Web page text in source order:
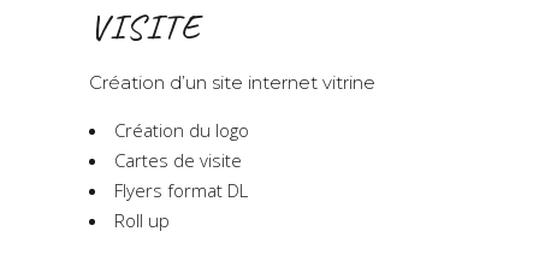
VISITE
Création d’un site internet vitrine
Création du logo
Cartes de visite
Flyers format DL
Roll up